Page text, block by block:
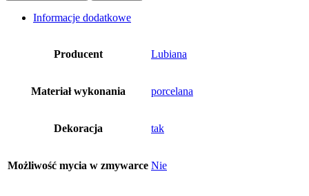
Informacje dodatkowe
Producent Lubiana
Materiał wykonania porcelana
Dekoracja tak
Możliwość mycia w zmywarce Nie